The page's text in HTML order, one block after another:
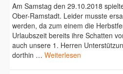
Am Samstag den 29.10.2018
Ober-Ramstadt. Leider musste
werden, da zum einem die
Urlaubszeit bereits ihre Schatten
auch unsere 1. Herren
dorthin … Weiterlesen